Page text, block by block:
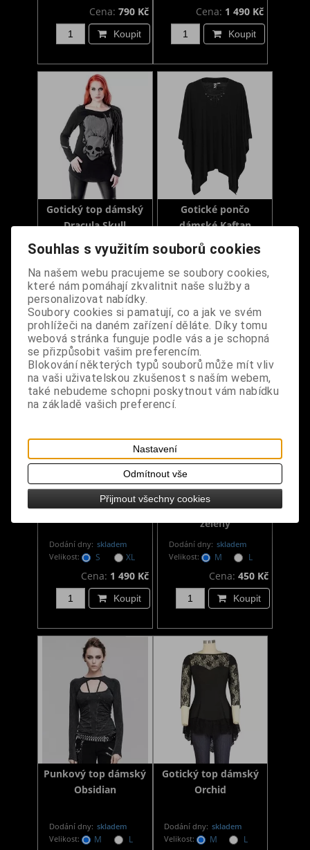
Cena: 790 Kč
Koupit
Cena: 1 490 Kč
Koupit
Gotický top dámský
Dracula Skull
Velikost:
XS S
Cena:890 Kč
Koupit
Gotické pončo
dámské Kaftan
Velikost:
XS-
M
Cena:1 090 Kč
Koupit
Gotický top dámský
Dhalia
Dodání dny: skladem
Velikost:
S XL
Cena: 1 490 Kč
Koupit
Punkový top dámský
se síťovinou růžovo-
zelený
Dodání dny: skladem
Velikost:
M L
Cena: 450 Kč
Koupit
Punkový top dámský
Obsidian
Dodání dny: skladem
Velikost:
M L
Gotický top dámský
Orchid
Dodání dny: skladem
Velikost:
M
L
Souhlas s využitím souborů cookies
Na našem webu pracujeme se soubory cookies,
které nám pomáhají zkvalitnit naše služby a
personalizovat nabídky.
Soubory cookies si pamatují, co a jak ve svém
prohlížeči na daném zařízení děláte. Díky tomu
webová stránka funguje podle vás a je schopná
se přizpůsobit vašim preferencím.
Blokování některých typů souborů může mít vliv
na vaši uživatelskou zkušenost s naším webem,
také nebudeme schopni poskytnout vám nabídku
na základě vašich preferencí.
Nastavení
Odmítnout vše
Přijmout všechny cookies